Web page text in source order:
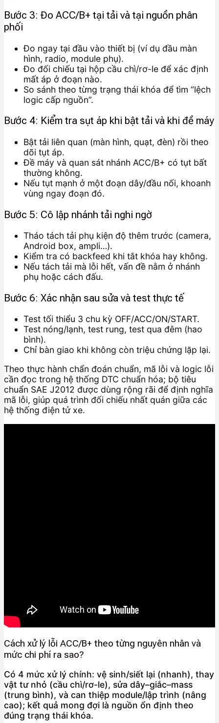
Bước 3: Đo ACC/B+ tại tải và tại nguồn phân
phối
Đo ngay tại đầu vào thiết bị (ví dụ đầu màn
hình, radio, module phụ).
Đo đối chiếu tại hộp cầu chì/rơ-le để xác định
mất áp ở đoạn nào.
So sánh theo từng trạng thái khóa để tìm “lệch
logic cấp nguồn”.
Bước 4: Kiểm tra sụt áp khi bật tải và khi đề máy
Bật tải liên quan (màn hình, quạt, đèn) rồi theo
dõi tụt áp.
Đề máy và quan sát nhánh ACC/B+ có tụt bất
thường không.
Nếu tụt mạnh ở một đoạn dây/đầu nối, khoanh
vùng ngay đoạn đó.
Bước 5: Cô lập nhánh tải nghi ngờ
Tháo tách tải phụ kiện độ thêm trước (camera,
Android box, ampli…).
Kiểm tra có backfeed khi tắt khóa hay không.
Nếu tách tải mà lỗi hết, vấn đề nằm ở nhánh
phụ hoặc cách đấu.
Bước 6: Xác nhận sau sửa và test thực tế
Test tối thiểu 3 chu kỳ OFF/ACC/ON/START.
Test nóng/lạnh, test rung, test qua đêm (hao
bình).
Chỉ bàn giao khi không còn triệu chứng lặp lại.
Theo thực hành chẩn đoán chuẩn, mã lỗi và logic lỗi
cần đọc trong hệ thống DTC chuẩn hóa; bộ tiêu
chuẩn SAE J2012 được dùng rộng rãi để định nghĩa
mã lỗi, giúp quá trình đối chiếu nhất quán giữa các
hệ thống điện tử xe.
Cách xử lý lỗi ACC/B+ theo từng nguyên nhân và
mức chi phí ra sao?
Có 4 mức xử lý chính: vệ sinh/siết lại (nhanh), thay
vật tư nhỏ (cầu chì/rơ-le), sửa dây–giắc–mass
(trung bình), và can thiệp module/lập trình (nâng
cao); kết quả mong đợi là nguồn ổn định theo
đúng trạng thái khóa.